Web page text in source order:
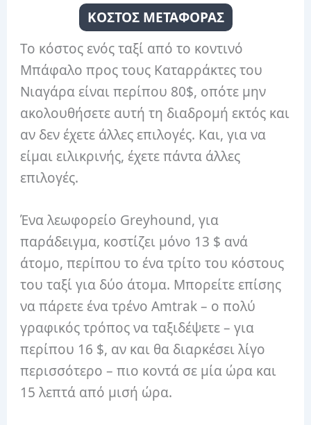
ΚΟΣΤΟΣ ΜΕΤΑΦΟΡΑΣ
Το κόστος ενός ταξί από το κοντινό
Μπάφαλο προς τους Καταρράκτες του
Νιαγάρα είναι περίπου 80$, οπότε μην
ακολουθήσετε αυτή τη διαδρομή εκτός και
αν δεν έχετε άλλες επιλογές. Και, για να
είμαι ειλικρινής, έχετε πάντα άλλες
επιλογές.
Ένα λεωφορείο Greyhound, για
παράδειγμα, κοστίζει μόνο 13 $ ανά
άτομο, περίπου το ένα τρίτο του κόστους
του ταξί για δύο άτομα. Μπορείτε επίσης
να πάρετε ένα τρένο Amtrak – ο πολύ
γραφικός τρόπος να ταξιδέψετε – για
περίπου 16 $, αν και θα διαρκέσει λίγο
περισσότερο – πιο κοντά σε μία ώρα και
15 λεπτά από μισή ώρα.